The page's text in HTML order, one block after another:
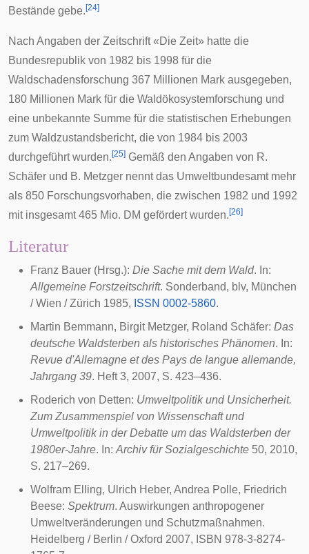
Bestände gebe. [24]
Nach Angaben der Zeitschrift «Die Zeit» hatte die
Bundesrepublik von 1982 bis 1998 für die
Waldschadensforschung 367 Millionen Mark ausgegeben,
180 Millionen Mark für die Waldökosystemforschung und
eine unbekannte Summe für die statistischen Erhebungen
zum Waldzustandsbericht, die von 1984 bis 2003
durchgeführt wurden. [25] Gemäß den Angaben von R.
Schäfer und B. Metzger nennt das Umweltbundesamt mehr
als 850 Forschungsvorhaben, die zwischen 1982 und 1992
mit insgesamt 465 Mio. DM gefördert wurden. [26]
Literatur
Franz Bauer (Hrsg.): Die Sache mit dem Wald. In:
Allgemeine Forstzeitschrift. Sonderband, blv, München
/ Wien / Zürich 1985, ISSN 0002-5860.
Martin Bemmann, Birgit Metzger, Roland Schäfer: Das
deutsche Waldsterben als historisches Phänomen. In:
Revue d'Allemagne et des Pays de langue allemande,
Jahrgang 39. Heft 3, 2007, S. 423–436.
Roderich von Detten: Umweltpolitik und Unsicherheit.
Zum Zusammenspiel von Wissenschaft und
Umweltpolitik in der Debatte um das Waldsterben der
1980er-Jahre. In: Archiv für Sozialgeschichte 50, 2010,
S. 217–269.
Wolfram Elling, Ulrich Heber, Andrea Polle, Friedrich
Beese: Spektrum. Auswirkungen anthropogener
Umweltveränderungen und Schutzmaßnahmen.
Heidelberg / Berlin / Oxford 2007, ISBN 978-3-8274-